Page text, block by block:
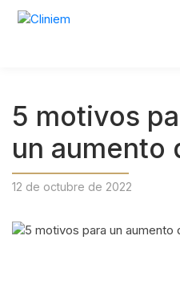
5 motivos
un aumento
12 de octubre de 2022